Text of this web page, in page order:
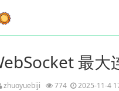
最大
zhuoyuebiji 774 2025-11-4